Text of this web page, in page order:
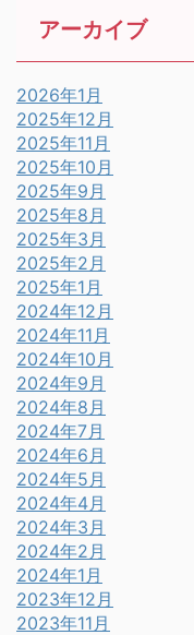
アーカイブ
2026年1月
2025年12月
2025年11月
2025年10月
2025年9月
2025年8月
2025年3月
2025年2月
2025年1月
2024年12月
2024年11月
2024年10月
2024年9月
2024年8月
2024年7月
2024年6月
2024年5月
2024年4月
2024年3月
2024年2月
2024年1月
2023年12月
2023年11月